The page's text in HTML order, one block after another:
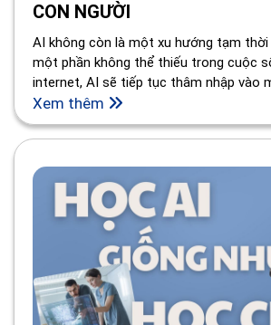
CON NGƯỜI
AI không còn là một xu hướng tạm
một phần không thể thiếu trong cuộc
internet, AI sẽ tiếp tục thâm nhập vào
hình tương lai và mang đến những thay
xã hội loài người.
Xem thêm